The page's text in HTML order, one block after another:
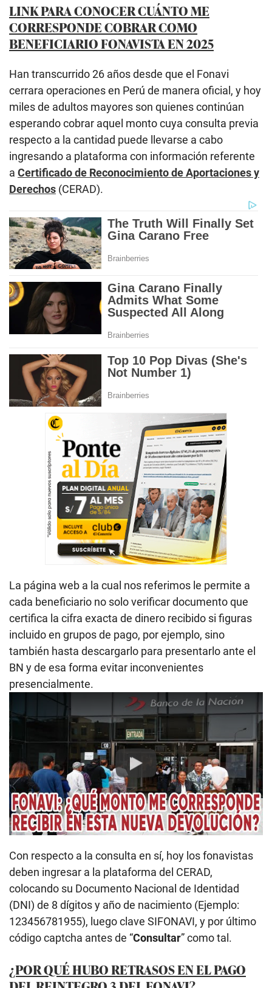
LINK PARA CONOCER CUÁNTO ME
CORRESPONDE COBRAR COMO
BENEFICIARIO FONAVISTA EN 2025
Han transcurrido 26 años desde que el Fonavi
cerrara operaciones en Perú de manera oficial, y hoy
miles de adultos mayores son quienes continúan
esperando cobrar aquel monto cuya consulta previa
respecto a la cantidad puede llevarse a cabo
ingresando a plataforma con información referente
a Certificado de Reconocimiento de Aportaciones y
Derechos (CERAD).
La página web a la cual nos referimos le permite a
cada beneficiario no solo verificar documento que
certifica la cifra exacta de dinero recibido si figuras
incluido en grupos de pago, por ejemplo, sino
también hasta descargarlo para presentarlo ante el
BN y de esa forma evitar inconvenientes
presencialmente.
Play
Con respecto a la consulta en sí, hoy los fonavistas
deben ingresar a la plataforma del CERAD,
colocando su Documento Nacional de Identidad
(DNI) de 8 dígitos y año de nacimiento (Ejemplo:
123456781955), luego clave SIFONAVI, y por último
código captcha antes de “Consultar” como tal.
¿POR QUÉ HUBO RETRASOS EN EL PAGO